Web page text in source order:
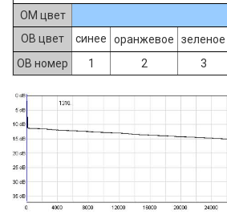
ОМ цвет
ОВ цвет
синее оранжевое зеленое
ОВ номер
1 2 3